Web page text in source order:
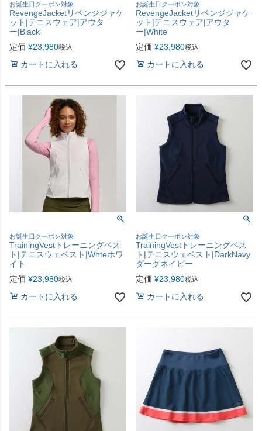
お誕生日クーポン対象
RevengeJacketリベンジジャケ
ット|テニスウェア|アウタ
ー|Black
定価 ¥23,980税込
カートに入れる
お誕生日クーポン対象
RevengeJacketリベンジジャケ
ット|テニスウェア|アウタ
ー|White
定価 ¥23,980税込
カートに入れる
お誕生日クーポン対象
TrainingVestトレーニングベス
ト|テニスウェベスト|Whteホワ
イト
定価 ¥23,980税込
カートに入れる
お誕生日クーポン対象
TrainingVestトレーニングベス
ト|テニスウェベスト|DarkNavy
ダークネイビー
定価 ¥23,980税込
カートに入れる